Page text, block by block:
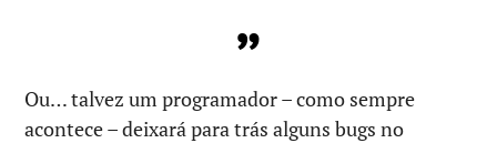
Ou… talvez um programador – como sempre
acontece – deixará para trás alguns bugs no